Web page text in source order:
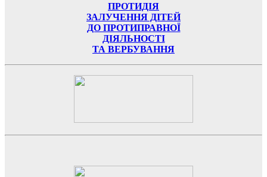
ПРОТИДІЯ
ЗАЛУЧЕННЯ ДІТЕЙ
ДО ПРОТИПРАВНОЇ
ДІЯЛЬНОСТІ
ТА ВЕРБУВАННЯ